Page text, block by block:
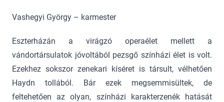
Vashegyi György – karmester
Eszterházán a virágzó operaélet mellett a
vándortársulatok jóvoltából pezsgő színházi élet is volt.
Ezekhez sokszor zenekari kíséret is társult, vélhetően
Haydn tollából. Bár ezek megsemmisültek, de
feltehetően az olyan, színházi karakterzenék hatását